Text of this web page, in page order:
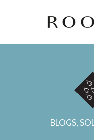
BLOGS,